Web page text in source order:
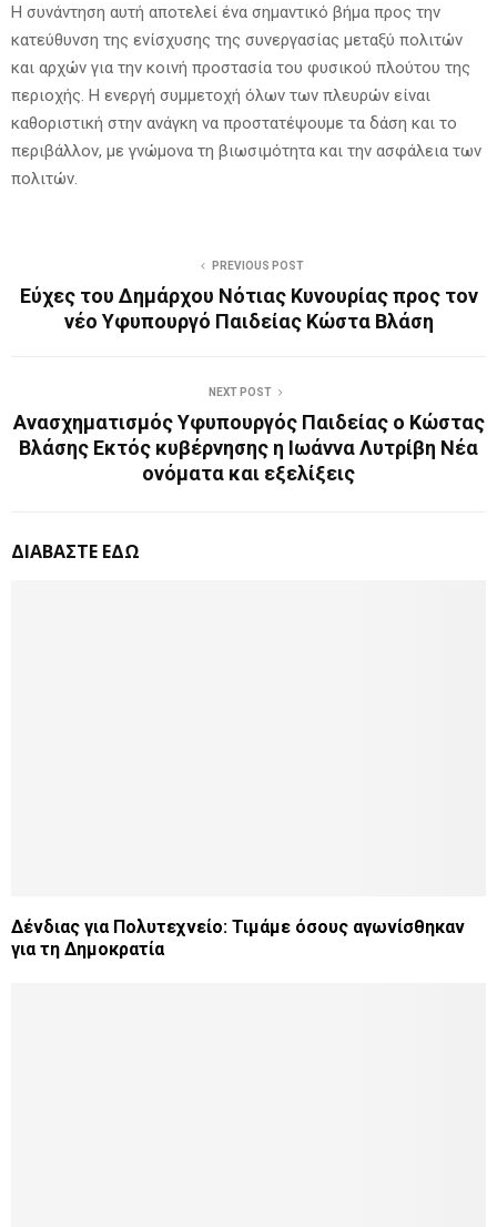
Η συνάντηση αυτή αποτελεί ένα σημαντικό βήμα προς την
κατεύθυνση της ενίσχυσης της συνεργασίας μεταξύ πολιτών
και αρχών για την κοινή προστασία του φυσικού πλούτου της
περιοχής. Η ενεργή συμμετοχή όλων των πλευρών είναι
καθοριστική στην ανάγκη να προστατέψουμε τα δάση και το
περιβάλλον, με γνώμονα τη βιωσιμότητα και την ασφάλεια των
πολιτών.
PREVIOUS POST
Εύχες του Δημάρχου Νότιας Κυνουρίας προς τον
νέο Υφυπουργό Παιδείας Κώστα Βλάση
NEXT POST
Ανασχηματισμός Υφυπουργός Παιδείας ο Κώστας
Βλάσης Εκτός κυβέρνησης η Ιωάννα Λυτρίβη Νέα
ονόματα και εξελίξεις
ΔΙΑΒΑΣΤΕ ΕΔΩ
Δένδιας για Πολυτεχνείο: Τιμάμε όσους αγωνίσθηκαν
για τη Δημοκρατία